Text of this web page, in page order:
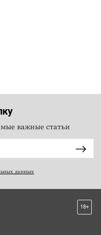
важные статьи
данных
18+